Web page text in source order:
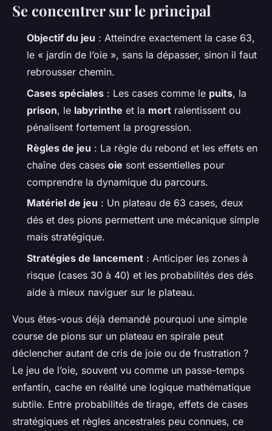
Découvrez les secrets cachés
du jeu de l'oie pour tous
Sabin •20/04/2026 15:40• 8 min de lecture
Se concentrer sur le principal
Objectif du jeu : Atteindre exactement la case 63,
le « jardin de l’oie », sans la dépasser, sinon il faut
rebrousser chemin.
Cases spéciales : Les cases comme le puits, la
prison, le labyrinthe et la mort ralentissent ou
pénalisent fortement la progression.
Règles de jeu : La règle du rebond et les effets en
chaîne des cases oie sont essentielles pour
comprendre la dynamique du parcours.
Matériel de jeu : Un plateau de 63 cases, deux
dés et des pions permettent une mécanique simple
mais stratégique.
Stratégies de lancement : Anticiper les zones à
risque (cases 30 à 40) et les probabilités des dés
aide à mieux naviguer sur le plateau.
Vous êtes-vous déjà demandé pourquoi une simple
course de pions sur un plateau en spirale peut
déclencher autant de cris de joie ou de frustration ?
Le jeu de l’oie, souvent vu comme un passe-temps
enfantin, cache en réalité une logique mathématique
subtile. Entre probabilités de tirage, effets de cases
stratégiques et règles ancestrales peu connues, ce